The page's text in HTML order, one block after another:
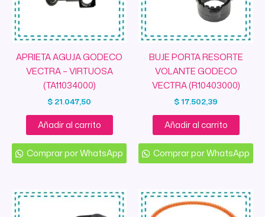
APRIETA AGUJA GODECO
VECTRA – VIRTUOSA
(TA11034000)
$ 21.047,50
Añadir al carrito
Comprar por WhatsApp
BUJE PORTA RESORTE
VOLANTE GODECO
VECTRA (R10403000)
$17.502,39
Añadir al carrito
Comprar por WhatsApp